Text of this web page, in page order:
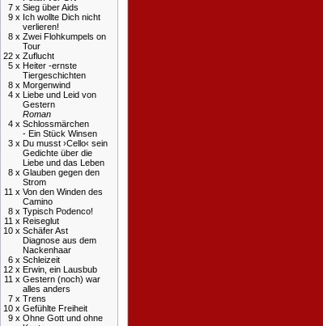
7 x Sieg über Aids
9 x Ich wollte Dich nicht
verlieren!
8 x Zwei Flohkumpels on
Tour
22 x Zuflucht
5 x Heiter -ernste
Tiergeschichten
8 x Morgenwind
4 x Liebe und Leid von
Gestern
Roman
4 x Schlossmärchen
- Ein Stück Winsen
3 x Du musst ›Cello‹ sein
Gedichte über die
Liebe und das Leben
8 x Glauben gegen den
Strom
11 x Von den Winden des
Camino
8 x Typisch Podenco!
11 x Reiseglut
10 x Schäfer Ast
Diagnose aus dem
Nackenhaar
6 x Schleizeit
12 x Erwin, ein Lausbub
11 x Gestern (noch) war
alles anders
7 x Trens
10 x Gefühlte Freiheit
9 x Ohne Gott und ohne